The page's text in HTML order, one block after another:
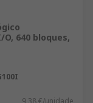
640 bloques,
9,38 €/unidade